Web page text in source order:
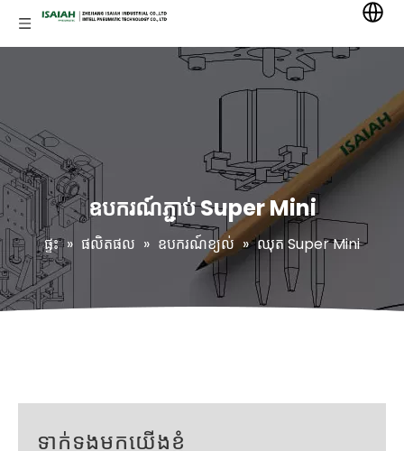
ឧបករណ៍ភ្ជាប់ Super Mini
ផ្ទះ » ផលិតផល » ឧបករណ៍ខ្យល់ » ឈុត Super Mini
ទាក់ទងមកយើងខ្ញុំ